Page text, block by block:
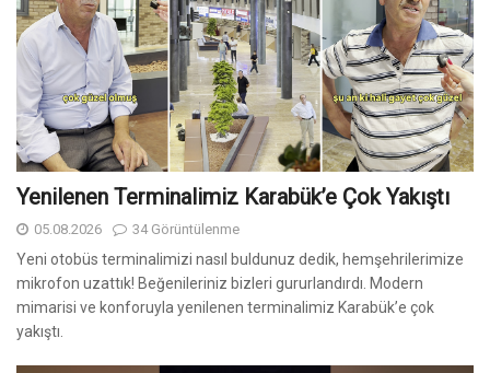
Yenilenen Terminalimiz Karabük’e Çok Yakıştı
05.08.2026 34 Görüntülenme
Yeni otobüs terminalimizi nasıl buldunuz dedik, hemşehrilerimize
mikrofon uzattık! Beğenileriniz bizleri gururlandırdı. Modern
mimarisi ve konforuyla yenilenen terminalimiz Karabük’e çok
yakıştı.